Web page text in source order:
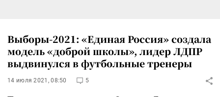
Выборы-2021: «Единая Россия» создала
модель «доброй школы», лидер ЛДПР
выдвинулся в футбольные тренеры
14 июля 2021, 08:50 5